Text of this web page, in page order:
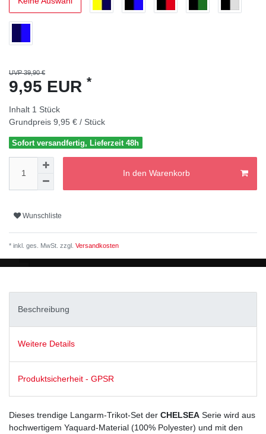
UVP 39,90 €
9,95 EUR *
Inhalt 1 Stück
Grundpreis 9,95 € / Stück
Sofort versandfertig, Lieferzeit 48h
In den Warenkorb
Wunschliste
* inkl. ges. MwSt. zzgl. Versandkosten
Beschreibung
Weitere Details
Produktsicherheit - GPSR
Dieses trendige Langarm-Trikot-Set der CHELSEA Serie wird aus
hochwertigem Yaquard-Material (100% Polyester) und mit den